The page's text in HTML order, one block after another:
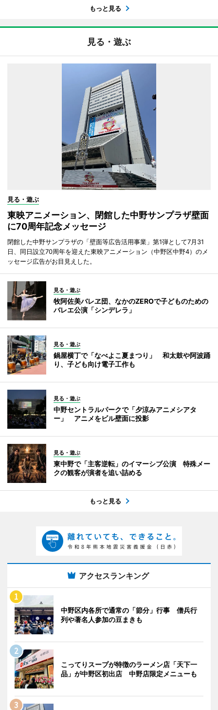
もっと見る
見る・遊ぶ
見る・遊ぶ
東映アニメーション、閉館した中野サンプラザ壁面
に70周年記念メッセージ
閉館した中野サンプラザの「壁面等広告活用事業」第1弾として7月31
日、同日設立70周年を迎えた東映アニメーション（中野区中野4）のメ
ッセージ広告がお目見えした。
見る・遊ぶ
牧阿佐美バレヱ団、なかのZEROで子どものための
バレエ公演「シンデレラ」
見る・遊ぶ
鍋屋横丁で「なべよこ夏まつり」 和太鼓や阿波踊
り、子ども向け電子工作も
見る・遊ぶ
中野セントラルパークで「夕涼みアニメシアタ
ー」 アニメをビル壁面に投影
見る・遊ぶ
東中野で「主客逆転」のイマーシブ公演 特殊メー
クの観客が演者を追い詰める
もっと見る
アクセスランキング
中野区内各所で通常の「節分」行事 僧兵行
列や著名人参加の豆まきも
こってりスープが特徴のラーメン店「天下一
品」が中野区初出店 中野店限定メニューも